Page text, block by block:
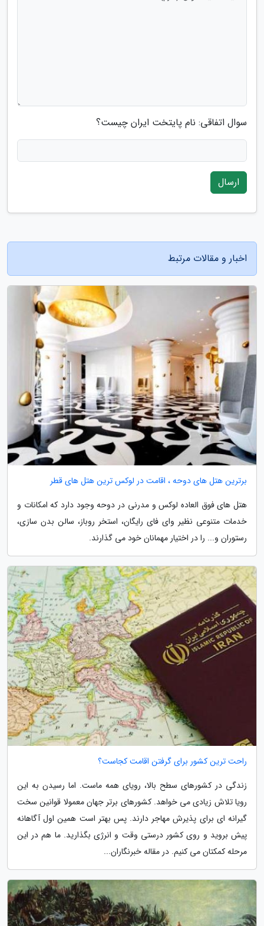
سوال اتفاقی: نام پایتخت ایران چیست؟
ارسال
اخبار و مقالات مرتبط
برترین هتل های دوحه ، اقامت در لوکس ترین هتل های قطر
هتل های فوق العاده لوکس و مدرنی در دوحه وجود دارد که امکانات و
خدمات متنوعی نظیر وای فای رایگان، استخر روباز، سالن بدن سازی،
رستوران و... را در اختیار مهمانان خود می گذارند.
راحت ترین کشور برای گرفتن اقامت کجاست؟
زندگی در کشورهای سطح بالا، رویای همه ماست. اما رسیدن به این
رویا تلاش زیادی می خواهد. کشورهای برتر جهان معمولا قوانین سخت
گیرانه ای برای پذیرش مهاجر دارند. پس بهتر است همین اول آگاهانه
پیش بروید و روی کشور درستی وقت و انرژی بگذارید. ما هم در این
مرحله کمکتان می کنیم. در مقاله خبرنگاران...